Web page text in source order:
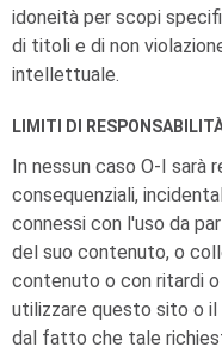
idoneità per scopi
di titoli e di non
intellettuale.
LIMITI DI
In nessun caso O-I sarà
consequenziali,
connessi con l'uso da
del suo contenuto, o
contenuto o con ritardi
utilizzare questo sito o
dal fatto che tale